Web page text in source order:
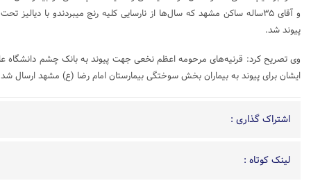
و آقای ۳۵ساله ساکن مشهد که سال‌ها از نارسایی کلیه رنج میبردندو با
پیوند شد.
وی تصریح کرد: قرنیه‌های مرحومه اعظم نخعی جهت پیوند به بانک چشم
ایشان برای پیوند به بیماران بخش سوختگی بیمارستان امام رضا (ع) مشهد ارسال
اشتراک گذاری :
لینک کوتاه :